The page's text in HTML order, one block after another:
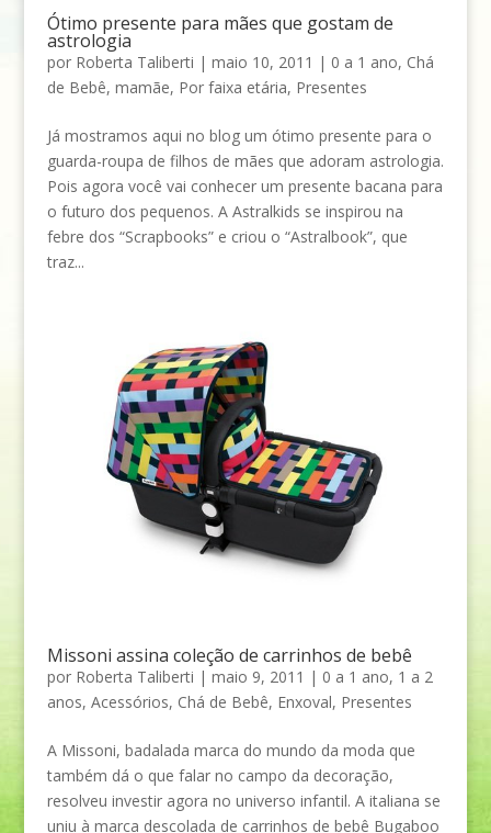
Ótimo presente para mães que gostam de
astrologia
por Roberta Taliberti | maio 10, 2011 | 0 a 1 ano, Chá
de Bebê, mamãe, Por faixa etária, Presentes
Já mostramos aqui no blog um ótimo presente para o
guarda-roupa de filhos de mães que adoram astrologia.
Pois agora você vai conhecer um presente bacana para
o futuro dos pequenos. A Astralkids se inspirou na
febre dos “Scrapbooks” e criou o “Astralbook”, que
traz...
Missoni assina coleção de carrinhos de bebê
por Roberta Taliberti | maio 9, 2011 | 0 a 1 ano, 1 a 2
anos, Acessórios, Chá de Bebê, Enxoval, Presentes
A Missoni, badalada marca do mundo da moda que
também dá o que falar no campo da decoração,
resolveu investir agora no universo infantil. A italiana se
uniu à marca descolada de carrinhos de bebê Bugaboo